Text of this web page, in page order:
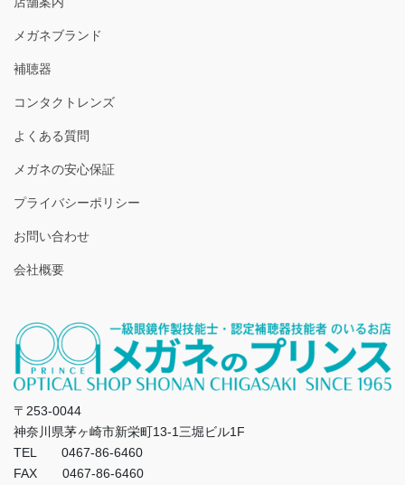
メガネブランド
補聴器
コンタクトレンズ
よくある質問
メガネの安心保証
プライバシーポリシー
お問い合わせ
会社概要
〒253-0044
神奈川県茅ヶ崎市新栄町13-1三堀ビル1F
TEL 0467-86-6460
FAX 0467-86-6460